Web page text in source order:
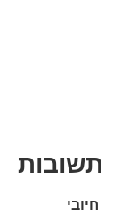
תשובות
חיובי